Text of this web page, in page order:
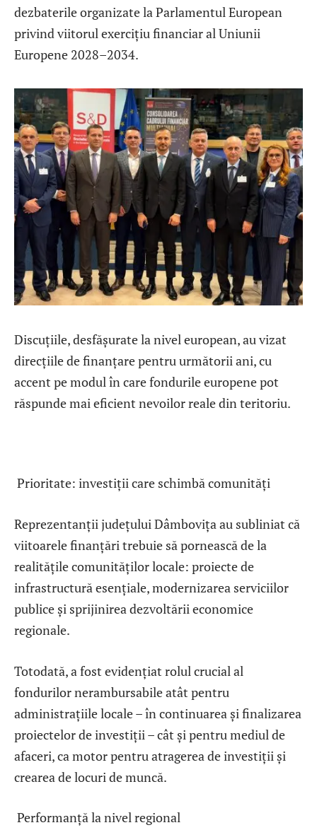
dezbaterile organizate la Parlamentul European
privind viitorul exercițiu financiar al Uniunii
Europene 2028–2034.
Discuțiile, desfășurate la nivel european, au vizat
direcțiile de finanțare pentru următorii ani, cu
accent pe modul în care fondurile europene pot
răspunde mai eficient nevoilor reale din teritoriu.
Prioritate: investiții care schimbă comunități
Reprezentanții județului Dâmbovița au subliniat că
viitoarele finanțări trebuie să pornească de la
realitățile comunităților locale: proiecte de
infrastructură esențiale, modernizarea serviciilor
publice și sprijinirea dezvoltării economice
regionale.
Totodată, a fost evidențiat rolul crucial al
fondurilor nerambursabile atât pentru
administrațiile locale – în continuarea și finalizarea
proiectelor de investiții – cât și pentru mediul de
afaceri, ca motor pentru atragerea de investiții și
crearea de locuri de muncă.
Performanță la nivel regional